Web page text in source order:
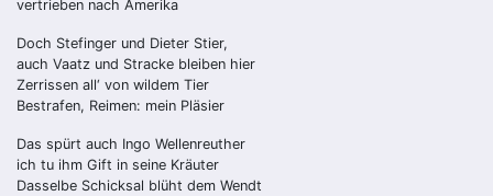
vertrieben nach Amerika
Doch Stefinger und Dieter Stier,
auch Vaatz und Stracke bleiben hier
Zerrissen all‘ von wildem Tier
Bestrafen, Reimen: mein Pläsier
Das spürt auch Ingo Wellenreuther
ich tu ihm Gift in seine Kräuter
Dasselbe Schicksal blüht dem Wendt